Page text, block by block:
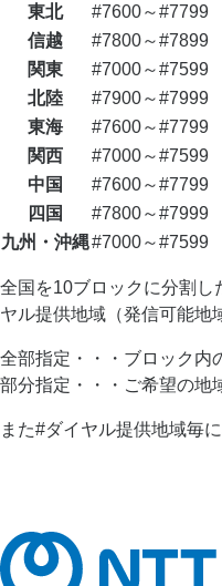
東北
#7600～#7799
信越
#7800～#7899
関東
#7000～#7599
北陸
#7900～#7999
東海
#7600～#7799
関西
#7000～#7599
中国
#7600～#7799
四国
#7800～#7999
九州・沖縄#7000～#7599
全国を10ブロックに分割し
ヤル提供地域（発信可能地
全部指定・・・ブロック内
部分指定・・・ご希望の地
また#ダイヤル提供地域毎